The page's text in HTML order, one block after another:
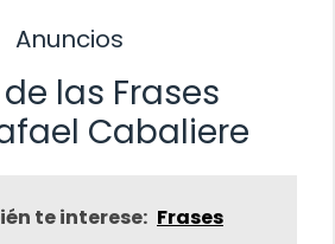
Anuncios
las Frases
Cabaliere
te interese: Frases